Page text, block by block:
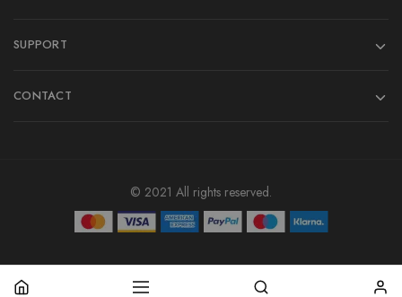
SUPPORT
CONTACT
© 2021 All rights reserved.